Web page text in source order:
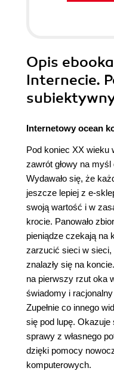
Opis ebooka
Internecie.
Internetowy ocean
Pod koniec XX wieku
zawrót głowy na
Wydawało się, że
jeszcze lepiej z e-
swoją wartość i w
krocie. Panowało
pieniądze czekają na
zarzucić sieci w
znalazły się na
na pierwszy rzut oka
świadomy i
Zupełnie co innego
się pod lupę. Okazuje
sprawy z własnego
dzięki pomocy
komputerowych.